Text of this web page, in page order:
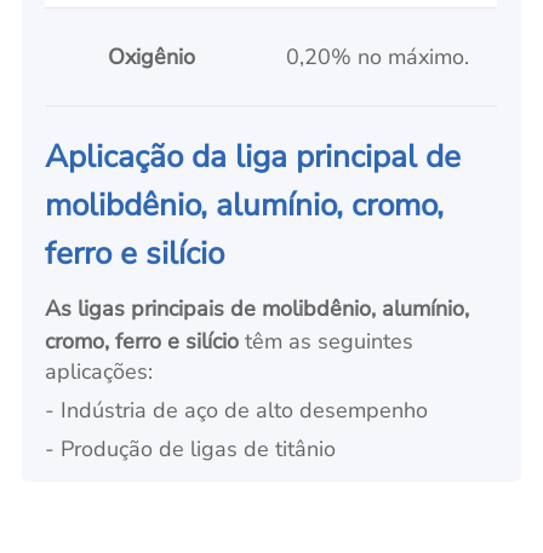
Oxigênio 0,20% no máximo.
Aplicação da liga principal de
molibdênio, alumínio, cromo,
ferro e silício
As ligas principais de molibdênio, alumínio,
cromo, ferro e silíciotêm as seguintes
aplicações:
- Indústria de aço de alto desempenho
- Produção de ligas de titânio